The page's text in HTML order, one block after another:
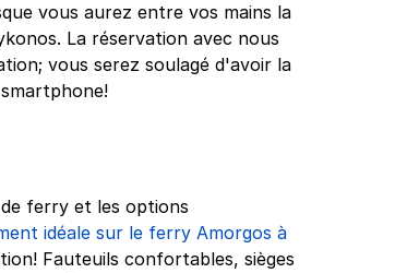
vous aurez entre vos mains la
La réservation avec nous
vous serez soulagé d'avoir la
ferry et les options
idéale sur le ferry Amorgos à
Fauteuils confortables, sièges